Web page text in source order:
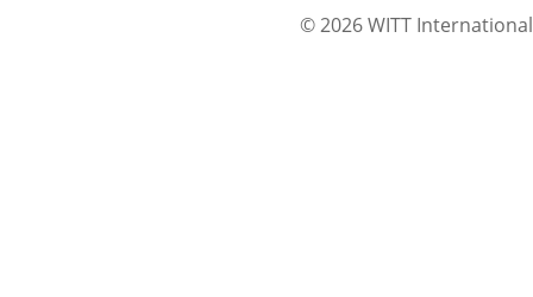
© 2026 WITT International